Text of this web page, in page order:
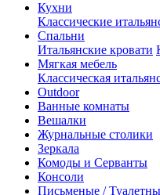
Кухни
Классические
Спальни
Итальянские кровати
Мягкая мебель
Классическая
Outdoor
Ванные комнаты
Вешалки
Журнальные столики
Зеркала
Комоды и Серванты
Консоли
Письменые /